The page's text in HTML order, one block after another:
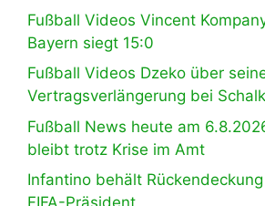
Fußball Videos Vincent
Bayern siegt 15:0
Fußball Videos Dzeko über
Vertragsverlängerung bei
Fußball News heute am
bleibt trotz Krise im Amt
Infantino behält